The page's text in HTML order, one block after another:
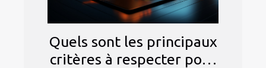
Quels sont les principaux
critères à respecter pour